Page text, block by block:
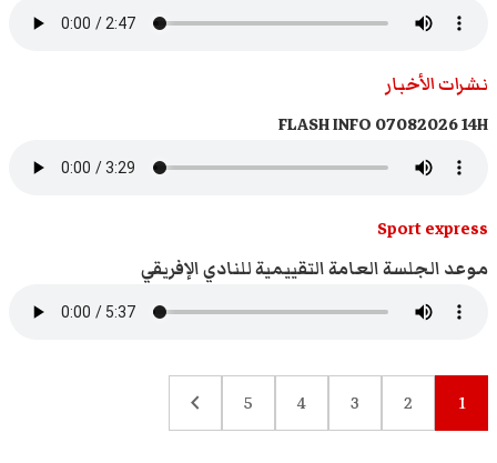
نشرات الأخبار
FLASH INFO 07082026 14H
Sport express
موعد الجلسة العامة التقييمية للنادي الإفريقي
1
2
3
4
5
chevron_left